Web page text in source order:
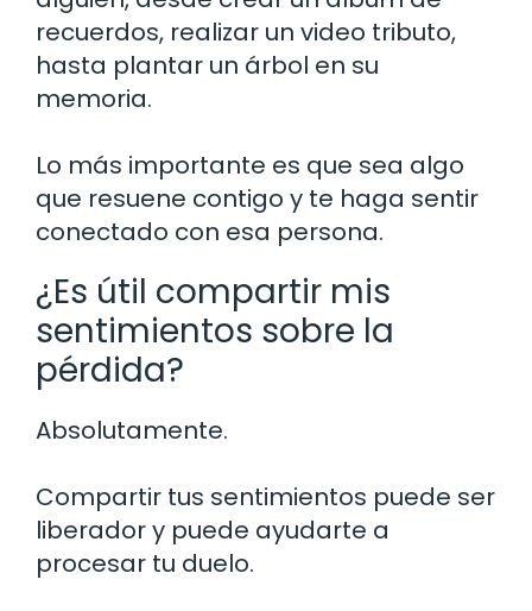
recuerdos, realizar un video tributo,
hasta plantar un árbol en su
memoria.
Lo más importante es que sea algo
que resuene contigo y te haga sentir
conectado con esa persona.
¿Es útil compartir mis
sentimientos sobre la
pérdida?
Absolutamente.
Compartir tus sentimientos puede ser
liberador y puede ayudarte a
procesar tu duelo.